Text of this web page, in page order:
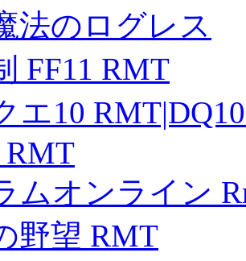
法のログレス
FF11 RMT
エ10
RMT
ムオンライン
野望 RMT